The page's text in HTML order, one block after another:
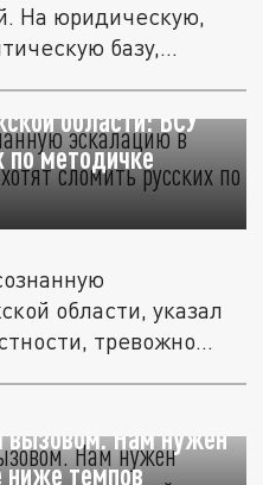
На юридическую,
базу,...
области: ВСУ
по методичке
области, указал
тревожно...
вызовом. Нам нужен
ниже темпов